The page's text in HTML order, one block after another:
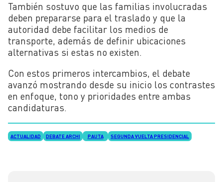
También sostuvo que las familias involucradas
deben prepararse para el traslado y que la
autoridad debe facilitar los medios de
transporte, además de definir ubicaciones
alternativas si estas no existen.
Con estos primeros intercambios, el debate
avanzó mostrando desde su inicio los contrastes
en enfoque, tono y prioridades entre ambas
candidaturas.
ACTUALIDAD DEBATE ARCHI PAUTA SEGUNDA VUELTA PRESIDENCIAL